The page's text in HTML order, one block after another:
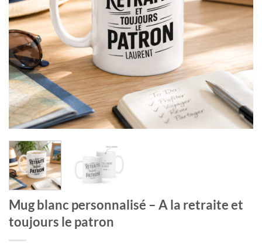
Mug blanc personnalisé – A la retraite et
toujours le patron